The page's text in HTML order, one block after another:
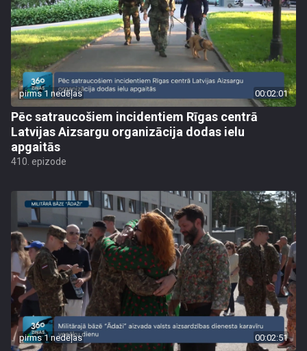
pirms 1 nedēļas 00:02:01
Pēc satraucošiem incidentiem Rīgas centrā
Latvijas Aizsargu organizācija dodas ielu
apgaitās
410. epizode
pirms 1 nedēļas 00:02:51